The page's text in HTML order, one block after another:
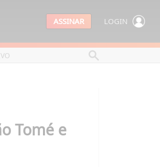
ASSINAR LOGIN
Tomé e